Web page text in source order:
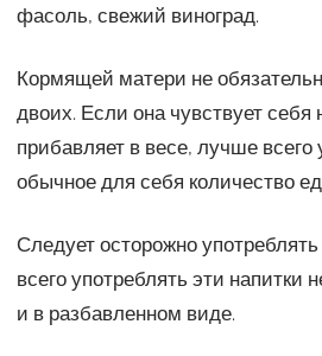
фасоль, свежий виноград.
Кормящей матери не
двоих. Если она чувствует себя
прибавляет в весе, лучше всего
обычное для себя количество
Следует осторожно
всего употреблять эти напитки
и в разбавленном виде.